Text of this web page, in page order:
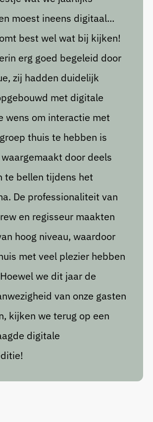
moest ineens digitaal...
best wel wat bij kijken!
erg goed begeleid door
zij hadden duidelijk
met digitale
wens om interactie met
thuis te hebben is
door deels
te bellen tijdens het
De professionaliteit van
en regisseur maakten
hoog niveau, waardoor
met veel plezier hebben
we dit jaar de
van onze gasten
kijken we terug op een
digitale